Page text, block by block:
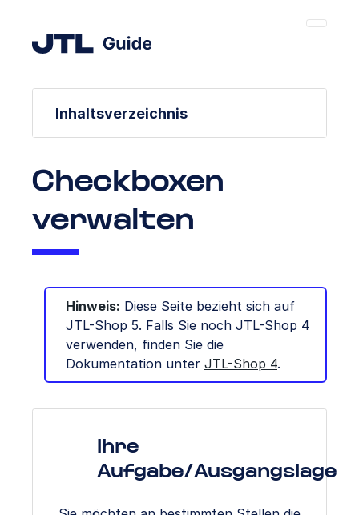
Inhaltsverzeichnis
Checkboxen
verwalten
Hinweis: Diese Seite bezieht sich auf
JTL-Shop 5. Falls Sie noch JTL-Shop 4
verwenden, finden Sie die
Dokumentation unter JTL-Shop 4.
Ihre
Aufgabe/Ausgangslage